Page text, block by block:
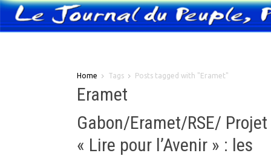
Home Tags Posts tagged with "Eramet"
Eramet
Gabon/Eramet/RSE/
« Lire pour l’Avenir » : les